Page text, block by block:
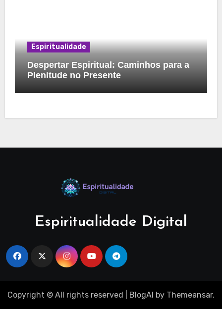
Espiritualidade
Despertar Espiritual: Caminhos para a
Plenitude no Presente
Espiritualidade Digital
Copyright © All rights reserved BlogAI by Themeansar.